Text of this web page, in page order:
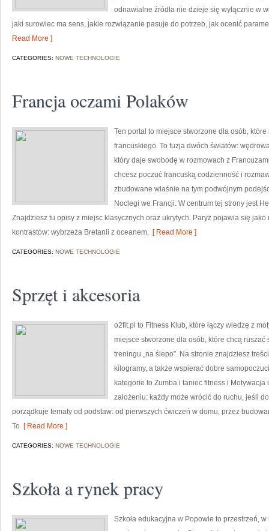
odnawialne źródła nie dzieje się wyłącznie w
jaki surowiec ma sens, jakie rozwiązanie pasuje do potrzeb, jak ocenić
Read More ]
CATEGORIES: NOWE TECHNOLOGIE
Francja oczami Polaków
Ten portal to miejsce stworzone dla osób,
francuskiego. To fuzja dwóch światów:
który daje swobodę w rozmowach z
chcesz poczuć francuską codzienność i
zbudowane właśnie na tym podwójnym
Noclegi we Francji. W centrum tej strony jest
Znajdziesz tu opisy z miejsc klasycznych oraz ukrytych. Paryż pojawia się
kontrastów: wybrzeża Bretanii z oceanem, [ Read More ]
CATEGORIES: NOWE TECHNOLOGIE
Sprzęt i akcesoria
o2fit.pl to Fitness Klub, które łączy wiedzę z
miejsce stworzone dla osób, które chcą
treningu „na ślepo”. Na stronie znajdziesz
kilogramy, a także wspierać dobre
kategorie to Zumba i taniec fitness i
założeniu: każdy może wrócić do ruchu, jeśli
porządkuje tematy od podstaw: od pierwszych ćwiczeń w domu, przez
To [ Read More ]
CATEGORIES: NOWE TECHNOLOGIE
Szkoła a rynek pracy
Szkoła edukacyjna w Popowie to przestrzeń,